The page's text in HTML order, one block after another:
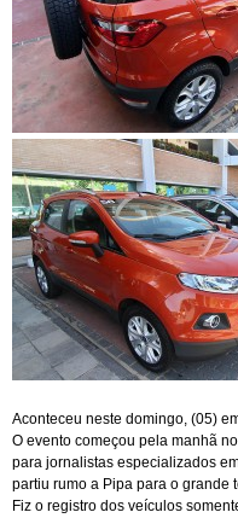
Aconteceu neste domingo, (05)
O evento começou pela manhã
para jornalistas especializados
partiu rumo a Pipa para o grande
Fiz o registro dos veículos